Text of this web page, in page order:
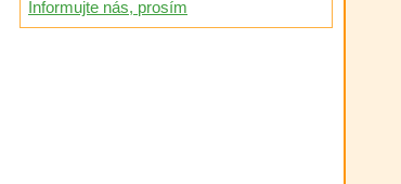
Informujte nás, prosím